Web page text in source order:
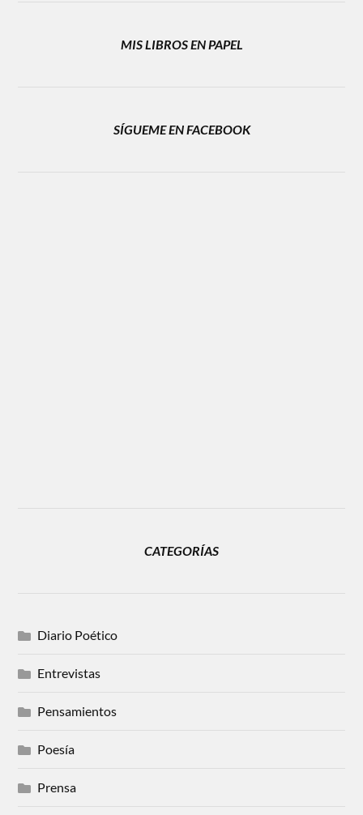
MIS LIBROS EN PAPEL
SÍGUEME EN FACEBOOK
CATEGORÍAS
Diario Poético
Entrevistas
Pensamientos
Poesía
Prensa